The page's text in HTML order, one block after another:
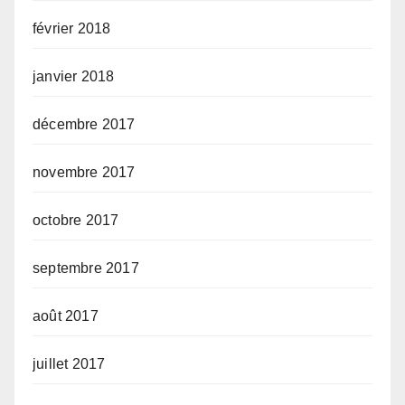
février 2018
janvier 2018
décembre 2017
novembre 2017
octobre 2017
septembre 2017
août 2017
juillet 2017